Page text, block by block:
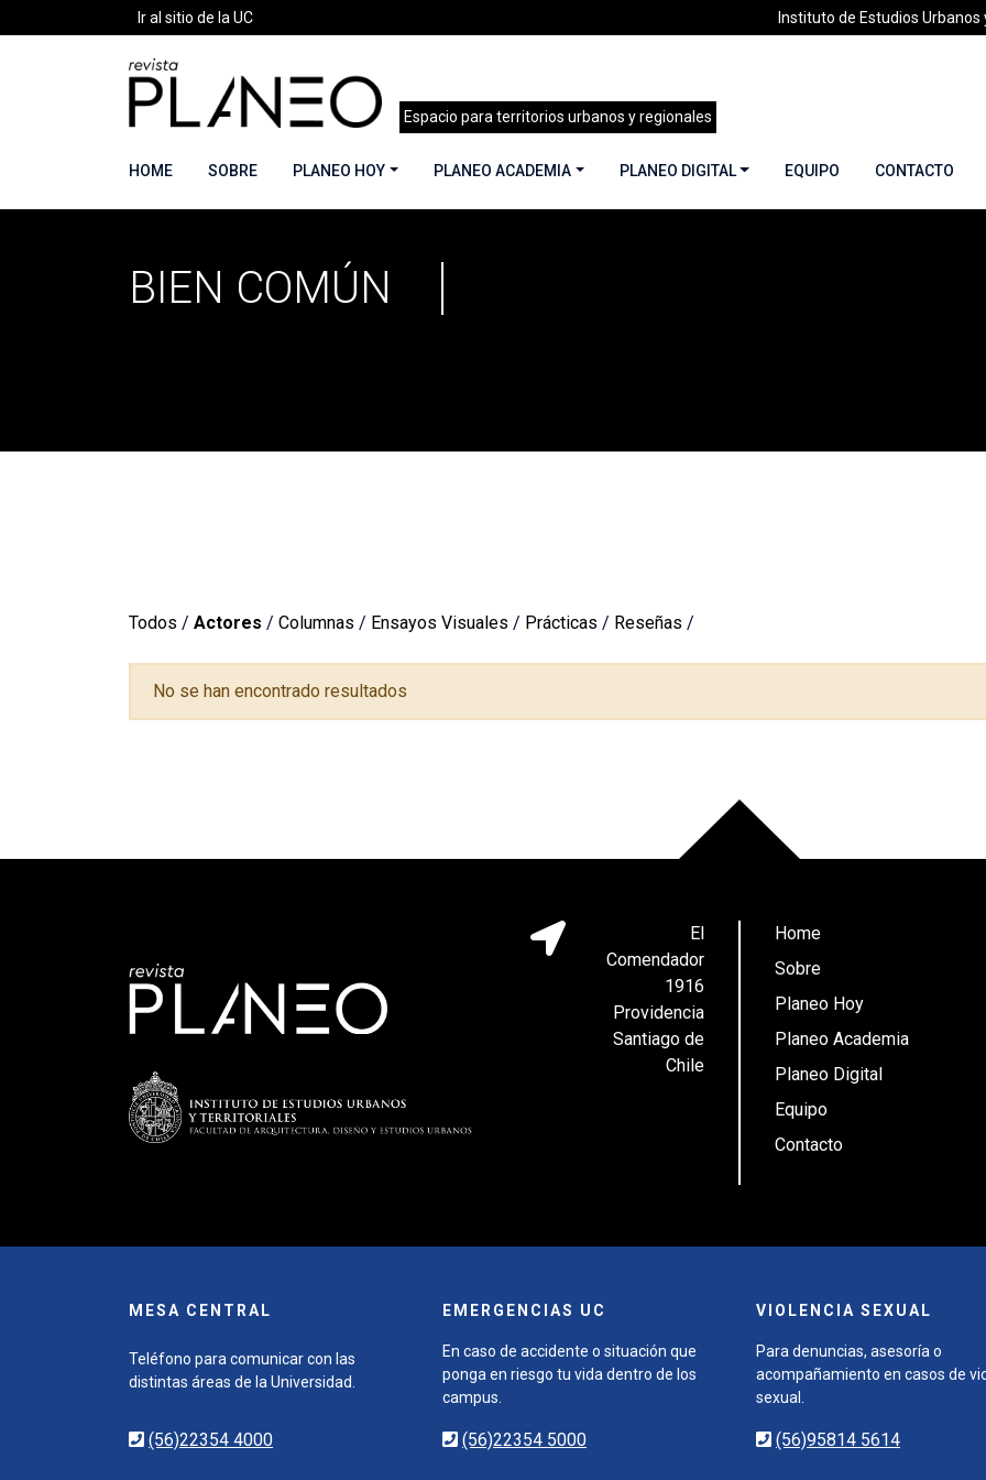
Ir al sitio de la UC Instituto de Estudios Urbanos
Espacio para territorios urbanos y regionales
HOME SOBRE PLANEO HOY PLANEO ACADEMIA PLANEO DIGITAL EQUIPO CONTACTO
Portada» bien común
BIEN COMÚN
Todos / Actores / Columnas / Ensayos Visuales / Prácticas / Reseñas /
No se han encontrado resultados
El
Comendador
1916
Providencia
Santiago de
Chile
Home
Sobre
Planeo Hoy
Planeo Academia
Planeo Digital
Equipo
Contacto
MESA CENTRAL
Teléfono para comunicar con las
distintas áreas de la Universidad.
(56)22354 4000
EMERGENCIAS UC
En caso de accidente o situación que
ponga en riesgo tu vida dentro de los
campus.
(56)22354 5000
VIOLENCIA SEXUAL
Para denuncias, asesoría o
acompañamiento en casos de
sexual.
(56)95814 5614